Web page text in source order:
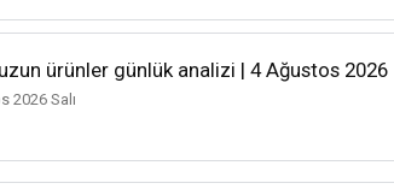
ürünler günlük analizi | 4 Ağustos 2026
2026 Salı